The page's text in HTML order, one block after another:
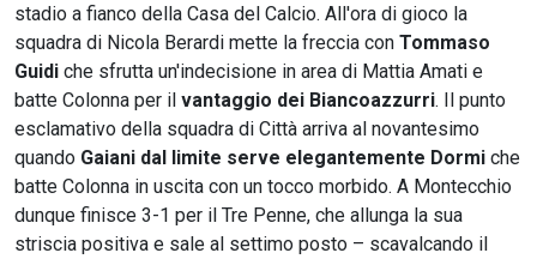
stadio a fianco della Casa del Calcio. All'ora di gioco la
squadra di Nicola Berardi mette la freccia con Tommaso
Guidi che sfrutta un'indecisione in area di Mattia Amati e
batte Colonna per il vantaggio dei Biancoazzurri. Il punto
esclamativo della squadra di Città arriva al novantesimo
quando Gaiani dal limite serve elegantemente Dormi che
batte Colonna in uscita con un tocco morbido. A Montecchio
dunque finisce 3-1 per il Tre Penne, che allunga la sua
striscia positiva e sale al settimo posto – scavalcando il